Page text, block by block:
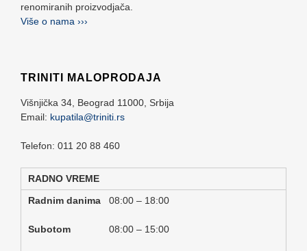
renomiranih proizvodjača.
Više o nama ›››
TRINITI MALOPRODAJA
Višnjička 34, Beograd 11000, Srbija
Email: kupatila@triniti.rs
Telefon: 011 20 88 460
RADNO VREME
Radnim danima 08:00 – 18:00
Subotom 08:00 – 15:00